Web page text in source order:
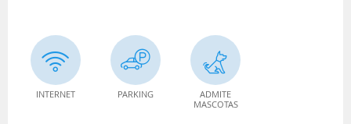
INTERNET PARKING
ADMITE
MASCOTAS